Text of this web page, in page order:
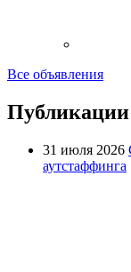
Все объявления
Публикации
31 июля 2026
аутстаффинга